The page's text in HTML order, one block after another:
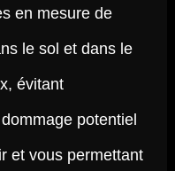
en mesure de
le sol et dans le
évitant
potentiel
et vous permettant